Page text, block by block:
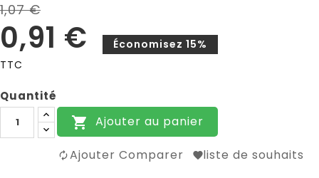
1,07 €
0,91 €
Économisez 15%
TTC
Quantité
 Ajouter au panier
Ajouter Comparer liste de souhaits